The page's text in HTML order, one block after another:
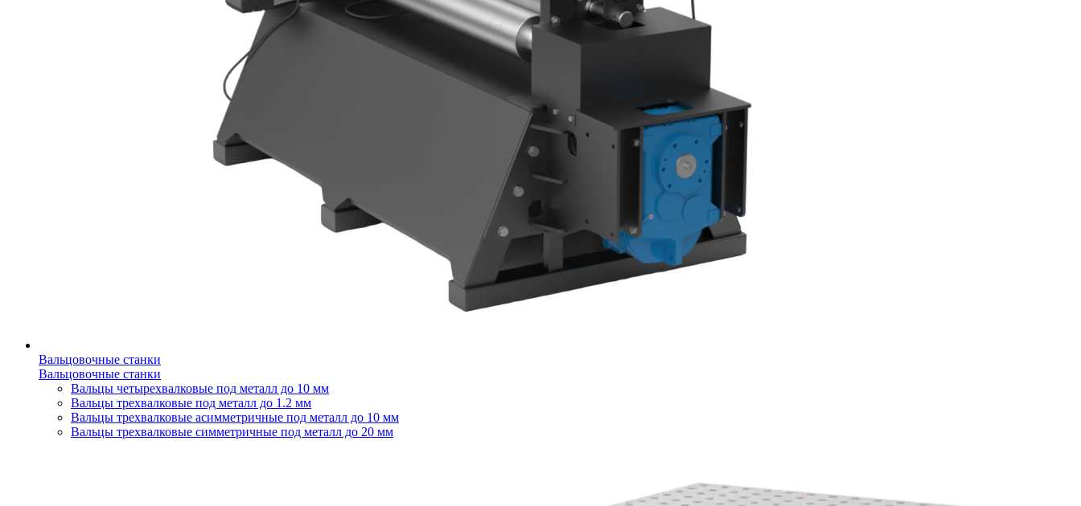
Вальцовочные станки
Вальцовочные станки
Вальцы четырехвалковые под металл до 10 мм
Вальцы трехвалковые под металл до 1.2 мм
Вальцы трехвалковые асимметричные под металл до 10 мм
Вальцы трехвалковые симметричные под металл до 20 мм